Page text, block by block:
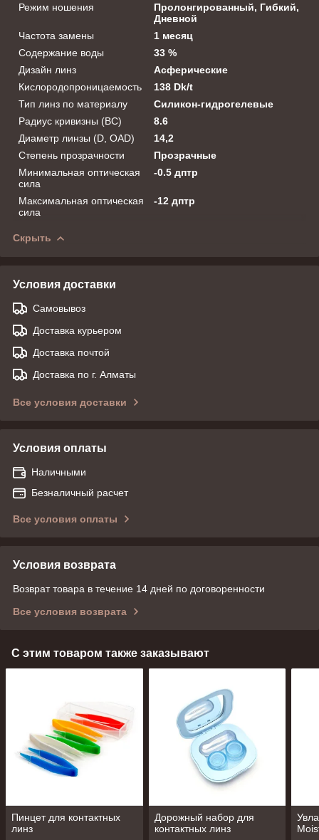
Режим ношения
Пролонгированный, Гибкий,
Дневной
Частота замены
1 месяц
Содержание воды
33 %
Дизайн линз
Асферические
Кислородопроницаемость
138 Dk/t
Тип линз по материалу
Силикон-гидрогелевые
Радиус кривизны (BC)
8.6
Диаметр линзы (D, OAD)
14,2
Степень прозрачности
Прозрачные
Минимальная оптическая
сила
-0.5 дптр
Максимальная оптическая
сила
-12 дптр
Скрыть
Условия доставки
Самовывоз
Доставка курьером
Доставка почтой
Доставка по г. Алматы
Все условия доставки
Условия оплаты
Наличными
Безналичный расчет
Все условия оплаты
Условия возврата
Возврат товара в течение 14 дней по договоренности
Все условия возврата
С этим товаром также заказывают
Пинцет для контактных
линз
Дорожный набор для
контактных линз